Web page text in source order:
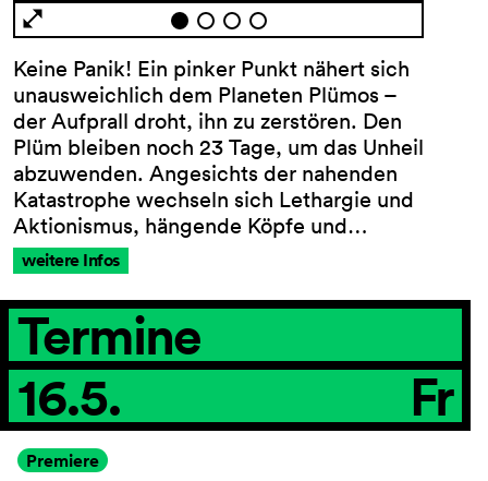
Impressum
Datenschutz
Barrierefreiheitserklärung
Keine Panik! Ein pinker Punkt nähert sich
unausweichlich dem Planeten Plümos –
der Aufprall droht, ihn zu zerstören. Den
Plüm bleiben noch 23 Tage, um das Unheil
abzuwenden. Angesichts der nahenden
Katastrophe wechseln sich Lethargie und
Aktionismus, hängende Köpfe und…
weitere Infos
Termine
16.5.
Fr
Premiere